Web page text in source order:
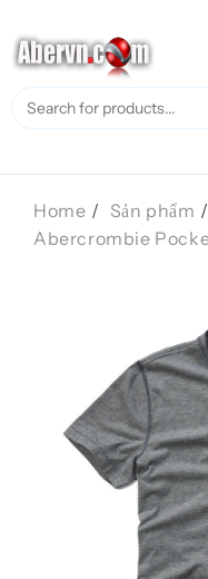
to
content
Home Sản phẩm
Abercrombie